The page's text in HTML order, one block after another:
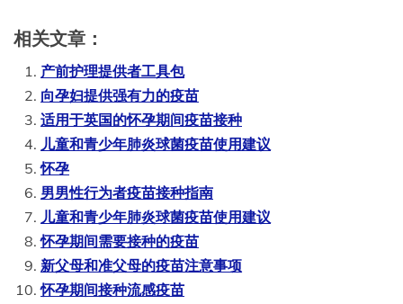
相关文章：
产前护理提供者工具包
向孕妇提供强有力的疫苗
适用于英国的怀孕期间疫苗接种
儿童和青少年肺炎球菌疫苗使用建议
怀孕
男男性行为者疫苗接种指南
儿童和青少年肺炎球菌疫苗使用建议
怀孕期间需要接种的疫苗
新父母和准父母的疫苗注意事项
怀孕期间接种流感疫苗